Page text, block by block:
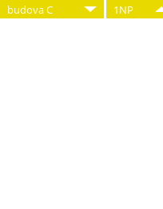
budova C 1NP